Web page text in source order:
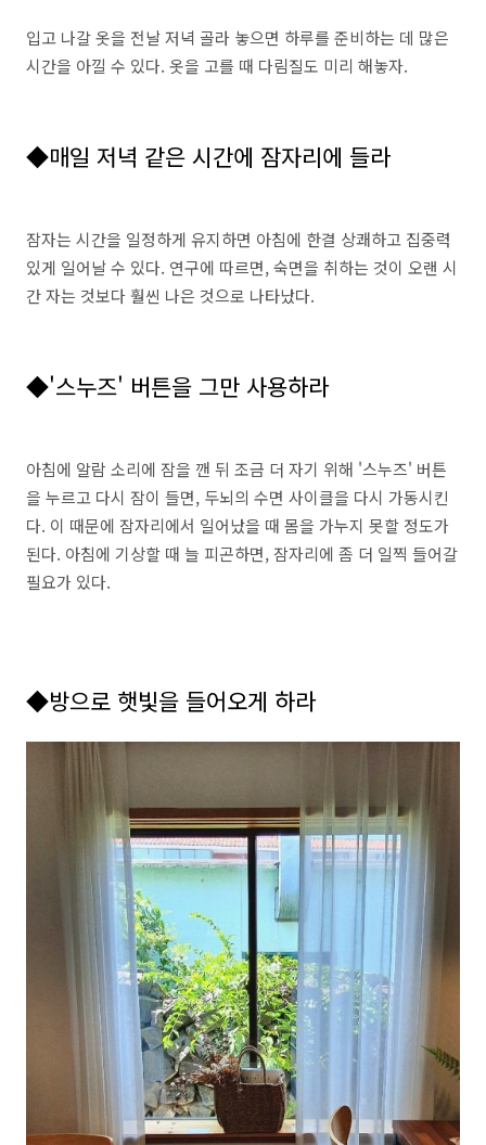
입고 나갈 옷을 전날 저녁 골라 놓으면 하루를 준비하는 데 많은
시간을 아낄 수 있다. 옷을 고를 때 다림질도 미리 해놓자.
◆매일 저녁 같은 시간에 잠자리에 들라
잠자는 시간을 일정하게 유지하면 아침에 한결 상쾌하고 집중력
있게 일어날 수 있다. 연구에 따르면, 숙면을 취하는 것이 오랜 시
간 자는 것보다 훨씬 나은 것으로 나타났다.
◆'스누즈' 버튼을 그만 사용하라
아침에 알람 소리에 잠을 깬 뒤 조금 더 자기 위해 '스누즈' 버튼
을 누르고 다시 잠이 들면, 두뇌의 수면 사이클을 다시 가동시킨
다. 이 때문에 잠자리에서 일어났을 때 몸을 가누지 못할 정도가
된다. 아침에 기상할 때 늘 피곤하면, 잠자리에 좀 더 일찍 들어갈
필요가 있다.
◆방으로 햇빛을 들어오게 하라